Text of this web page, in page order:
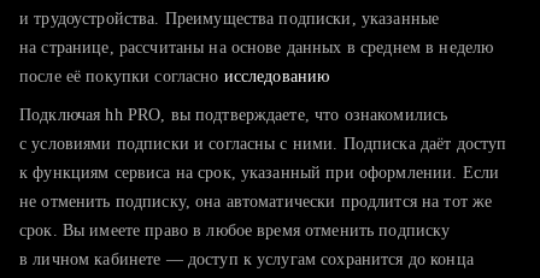
тратите много времени на поиск и вручную поднимаете
хотите сравнить себя с конкурентами и оценить шансы
и трудоустройства. Преимущества подписки, указанные
на странице, рассчитаны на основе данных в среднем в неделю
после её покупки согласно исследованию
Подключая hh PRO, вы подтверждаете, что ознакомились
с условиями подписки и согласны с ними. Подписка даёт доступ
к функциям сервиса на срок, указанный при оформлении. Если
не отменить подписку, она автоматически продлится на тот же
срок. Вы имеете право в любое время отменить подписку
в личном кабинете — доступ к услугам сохранится до конца